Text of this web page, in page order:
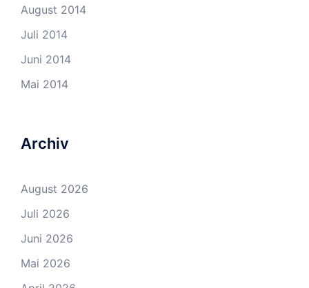
August 2014
Juli 2014
Juni 2014
Mai 2014
Archiv
August 2026
Juli 2026
Juni 2026
Mai 2026